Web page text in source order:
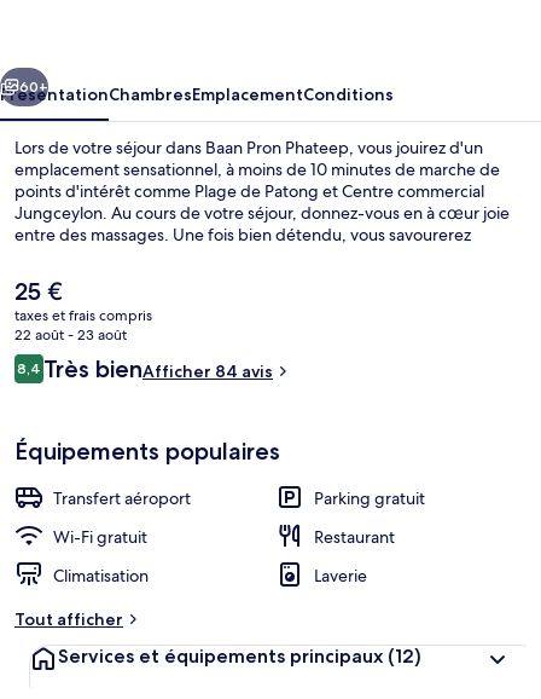
Suivant
60+
PrésentationChambresEmplacementConditions
Lors de votre séjour dans Baan Pron Phateep, vous jouirez d'un
emplacement sensationnel, à moins de 10 minutes de marche de
points d'intérêt comme Plage de Patong et Centre commercial
Jungceylon. Au cours de votre séjour, donnez-vous en à cœur joie
entre des massages. Une fois bien détendu, vous savourerez
hébergement abrite une terrasse et un jardin, tandis que, petit plus
pratique, les chambres bénéficient d'un réfrigérateur et un micro-
ondes.
Le
prix
actuel
est
de
25 €
taxes et frais compris
22 août - 23 août
Avis
voyageurs
8,48,4 sur 10
Très bienAfficher 84 avis
Équipements populaires
Transfert aéroport
Parking gratuit
Wi-Fi gratuit
Restaurant
Climatisation
Laverie
Tout afficher
Services et équipements principaux (12)